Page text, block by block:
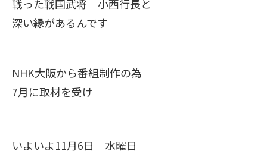
戦った戦国武将 小西行長と
深い縁があるんです
NHK大阪から番組制作の為
7月に取材を受け
いよいよ11月6日 水曜日